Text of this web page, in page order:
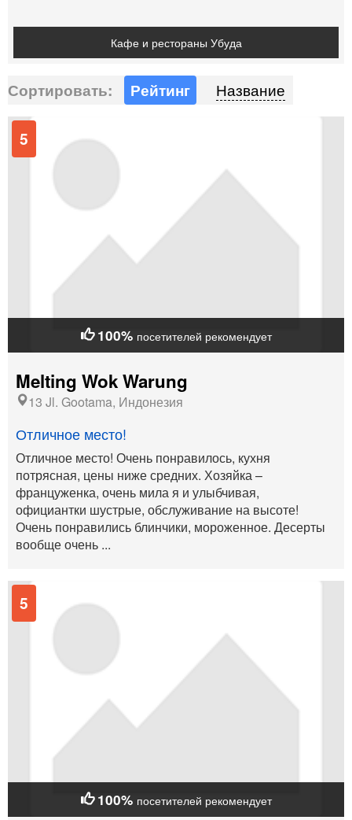
Кафе и рестораны Убуда
Сортировать: Рейтинг Название
100% посетителей рекомендует
5
Melting Wok Warung
13 Jl. Gootama, Индонезия
Отличное место!
Отличное место! Очень понравилось, кухня
потрясная, цены ниже средних. Хозяйка –
француженка, очень мила я и улыбчивая,
официантки шустрые, обслуживание на высоте!
Очень понравились блинчики, мороженное. Десерты
вообще очень ...
100% посетителей рекомендует
5